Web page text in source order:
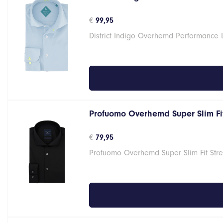
€ 99,95
District Indigo Overhemd Performance
Profuomo Overhemd Super Slim
€ 79,95
Profuomo Overhemd Super Slim Fit